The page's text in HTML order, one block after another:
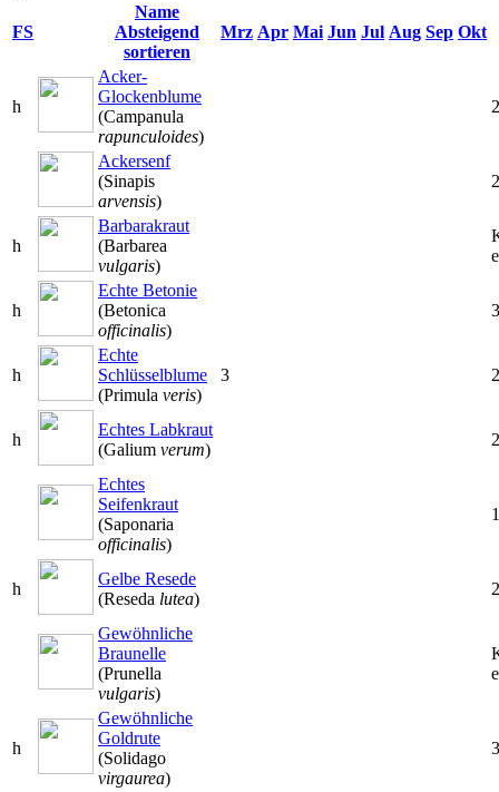
FS
Name
Absteigend
sortieren
Mrz Apr Mai Jun Jul Aug Sep Okt
h
Acker-
Glockenblume
(Campanula
rapunculoides)
2
Ackersenf
(Sinapis
arvensis)
2
h
Barbarakraut
(Barbarea
vulgaris)
h
Echte Betonie
(Betonica
officinalis)
3
h
Echte
Schlüsselblume
(Primula veris)
3 2
h
Echtes Labkraut
(Galium verum)
2
Echtes
Seifenkraut
(Saponaria
officinalis)
1
h
Gelbe Resede
(Reseda lutea)
2
Gewöhnliche
Braunelle
(Prunella
vulgaris)
h
Gewöhnliche
Goldrute
(Solidago
virgaurea)
3